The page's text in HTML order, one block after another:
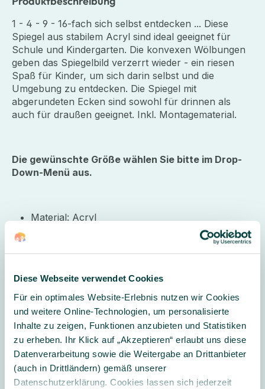
Diese Webseite verwendet Cookies
Für ein optimales Website-Erlebnis nutzen wir Cookies
und weitere Online-Technologien, um personalisierte
Inhalte zu zeigen, Funktionen anzubieten und Statistiken
zu erheben. Ihr Klick auf „Akzeptieren“ erlaubt uns diese
Datenverarbeitung sowie die Weitergabe an Drittanbieter
(auch in Drittländern) gemäß unserer
Datenschutzerklärung. Cookies lassen sich jederzeit
1 - 4 - 9 - 16-fach sich selbst entdecken ... Diese
Spiegel aus stabilem Acryl sind ideal geeignet für
Schule und Kindergarten. Die konvexen Wölbungen
geben das Spiegelbild verzerrt wieder - ein riesen
Spaß für Kinder, um sich darin selbst und die
Umgebung zu entdecken. Die Spiegel mit
abgerundeten Ecken sind sowohl für drinnen als
auch für draußen geeignet. Inkl. Montagematerial.
Die gewünschte Größe wählen Sie bitte im Drop-
Down-Menü aus.
Material: Acryl
Maße Spiegel klein (LxBx>H): 49 x 49 x 2,5 cm
Maße Spiegel groß (LxBx>H): 78 x 78 x 2,5 cm
Altersempfehlung: ab 1 Jahr
Lieferumfang:1 Spiegel
Weitere Informationen